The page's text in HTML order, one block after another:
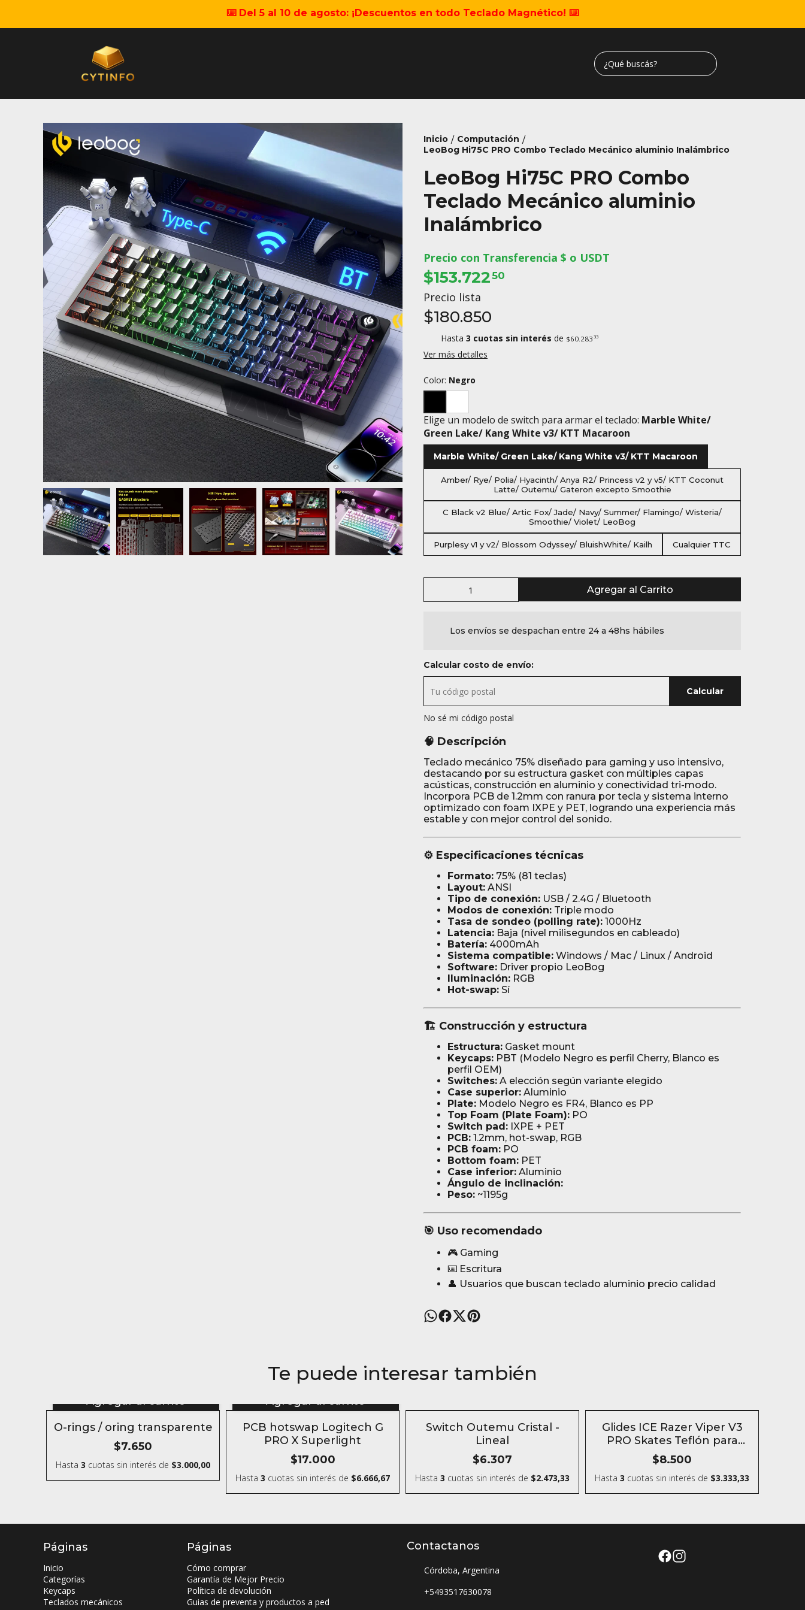
⌨️ Del 5 al 10 de agosto: ¡Descuentos en todo Teclado Magnético! ⌨️
Inicio / Computación /
LeoBog Hi75C PRO Combo Teclado Mecánico aluminio Inalámbrico
LeoBog Hi75C PRO Combo
Teclado Mecánico aluminio
Inalámbrico
Precio con Transferencia $ o USDT
$153.72250
Precio lista
$180.850
Hasta 3 cuotas sin interés de $60.283 33
Ver más detalles
Color: Negro
Elige un modelo de switch para armar el teclado: Marble White/
Green Lake/ Kang White v3/ KTT Macaroon
Marble White/ Green Lake/ Kang White v3/ KTT Macaroon
Amber/ Rye/ Polia/ Hyacinth/ Anya R2/ Princess v2 y v5/ KTT Coconut
Latte/ Outemu/ Gateron excepto Smoothie
C Black v2 Blue/ Artic Fox/ Jade/ Navy/ Summer/ Flamingo/ Wisteria/
Smoothie/ Violet/ LeoBog
Purplesy v1 y v2/ Blossom Odyssey/ BluishWhite/ Kailh Cualquier TTC
Agregar al Carrito
Los envíos se despachan entre 24 a 48hs hábiles
Calcular costo de envío:
Calcular
No sé mi código postal
🧠 Descripción
Teclado mecánico 75% diseñado para gaming y uso intensivo,
destacando por su estructura gasket con múltiples capas
acústicas, construcción en aluminio y conectividad tri-modo.
Incorpora PCB de 1.2mm con ranura por tecla y sistema interno
optimizado con foam IXPE y PET, logrando una experiencia más
estable y con mejor control del sonido.
⚙️ Especificaciones técnicas
Formato: 75% (81 teclas)
Layout: ANSI
Tipo de conexión: USB / 2.4G / Bluetooth
Modos de conexión: Triple modo
Tasa de sondeo (polling rate): 1000Hz
Latencia: Baja (nivel milisegundos en cableado)
Batería: 4000mAh
Sistema compatible: Windows / Mac / Linux / Android
Software: Driver propio LeoBog
Iluminación: RGB
Hot-swap: Sí
🏗️ Construcción y estructura
Estructura: Gasket mount
Keycaps: PBT (Modelo Negro es perfil Cherry, Blanco es
perfil OEM)
Switches: A elección según variante elegido
Case superior: Aluminio
Plate: Modelo Negro es FR4, Blanco es PP
Top Foam (Plate Foam): PO
Switch pad: IXPE + PET
PCB: 1.2mm, hot-swap, RGB
PCB foam: PO
Bottom foam: PET
Case inferior: Aluminio
Ángulo de inclinación:
Peso: ~1195g
🎯 Uso recomendado
🎮 Gaming
⌨️ Escritura
👤 Usuarios que buscan teclado aluminio precio calidad
Te puede interesar también
Agregar al carrito
O-rings / oring transparente
$7.650
Hasta 3 cuotas sin interés de $3.000,00
Agregar al carrito
PCB hotswap Logitech G
PRO X Superlight
$17.000
Hasta 3 cuotas sin interés de $6.666,67
SIN STOCK
Switch Outemu Cristal -
Lineal
$6.307
Hasta 3 cuotas sin interés de $2.473,33
SIN STOCK
Glides ICE Razer Viper V3
PRO Skates Teflón para
mouse
$8.500
Hasta 3 cuotas sin interés de $3.333,33
Páginas
Inicio
Categorías
Keycaps
Teclados mecánicos
Páginas
Cómo comprar
Garantía de Mejor Precio
Política de devolución
Guias de preventa y productos a ped
Contactanos
Córdoba, Argentina
+5493517630078